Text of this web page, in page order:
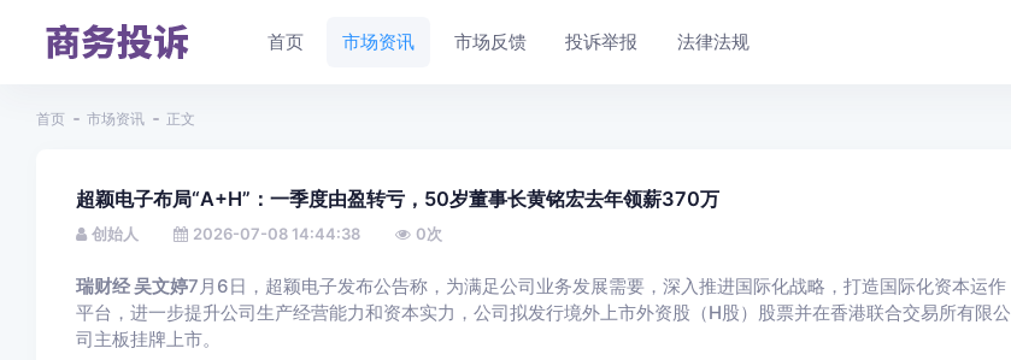
首页 市场资讯 市场反馈 投诉举报 法律法规
首页 市场资讯 正文
超颖电子布局“A+H”：一季度由盈转亏，50岁董事长黄铭宏去年领薪370万
创始人 2026-07-08 14:44:38 0次
瑞财经 吴文婷7月6日，超颖电子发布公告称，为满足公司业务发展需要，深入推进国际化战略，打造国际化资本运作
平台，进一步提升公司生产经营能力和资本实力，公司拟发行境外上市外资股（H股）股票并在香港联合交易所有限公
司主板挂牌上市。